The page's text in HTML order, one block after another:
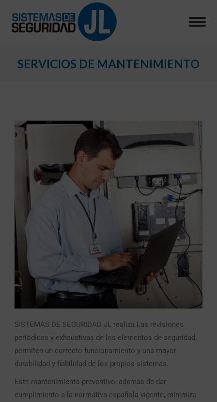
SERVICIOS DE MANTENIMIENTO
SISTEMAS DE SEGURIDAD JL realiza Las revisiones
periódicas y exhaustivas de los elementos de seguridad,
permiten un correcto funcionamiento y una mayor
durabilidad y fiabilidad de los propios sistemas.
Este mantenimiento preventivo, además de dar
cumplimiento a la normativa española vigente, minimiza